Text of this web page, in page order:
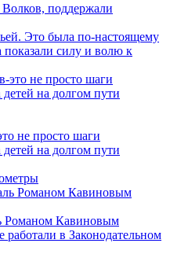
поддержали
Это была по-настоящему
показали силу и волю к
не просто шаги
на долгом пути
Романом Кавиновым
в Законодательном